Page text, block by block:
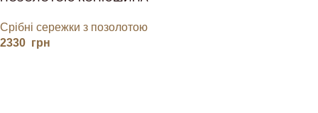
Срібні сережки з позолотою
2330 грн